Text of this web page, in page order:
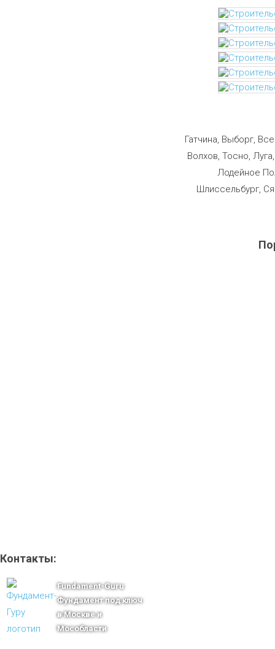
Гатчина, Выборг,
Волхов, Тосно,
Лодейное
Шлиссельбург,
Контакты:
Fundament-Guru
Фундамент под ключ
в Москве и
Мособласти